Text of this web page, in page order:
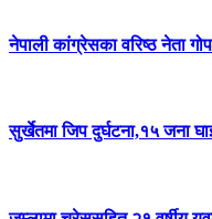
नेपाली कांग्रेसका वरिष्ठ नेता
सुर्खेतमा जिप दुर्घटना,१५ जना